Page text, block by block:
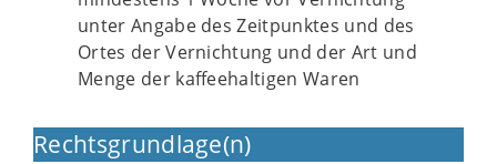
unter Angabe des Zeitpunktes und des
Ortes der Vernichtung und der Art und
Menge der kaffeehaltigen Waren
Rechtsgrundlage(n)